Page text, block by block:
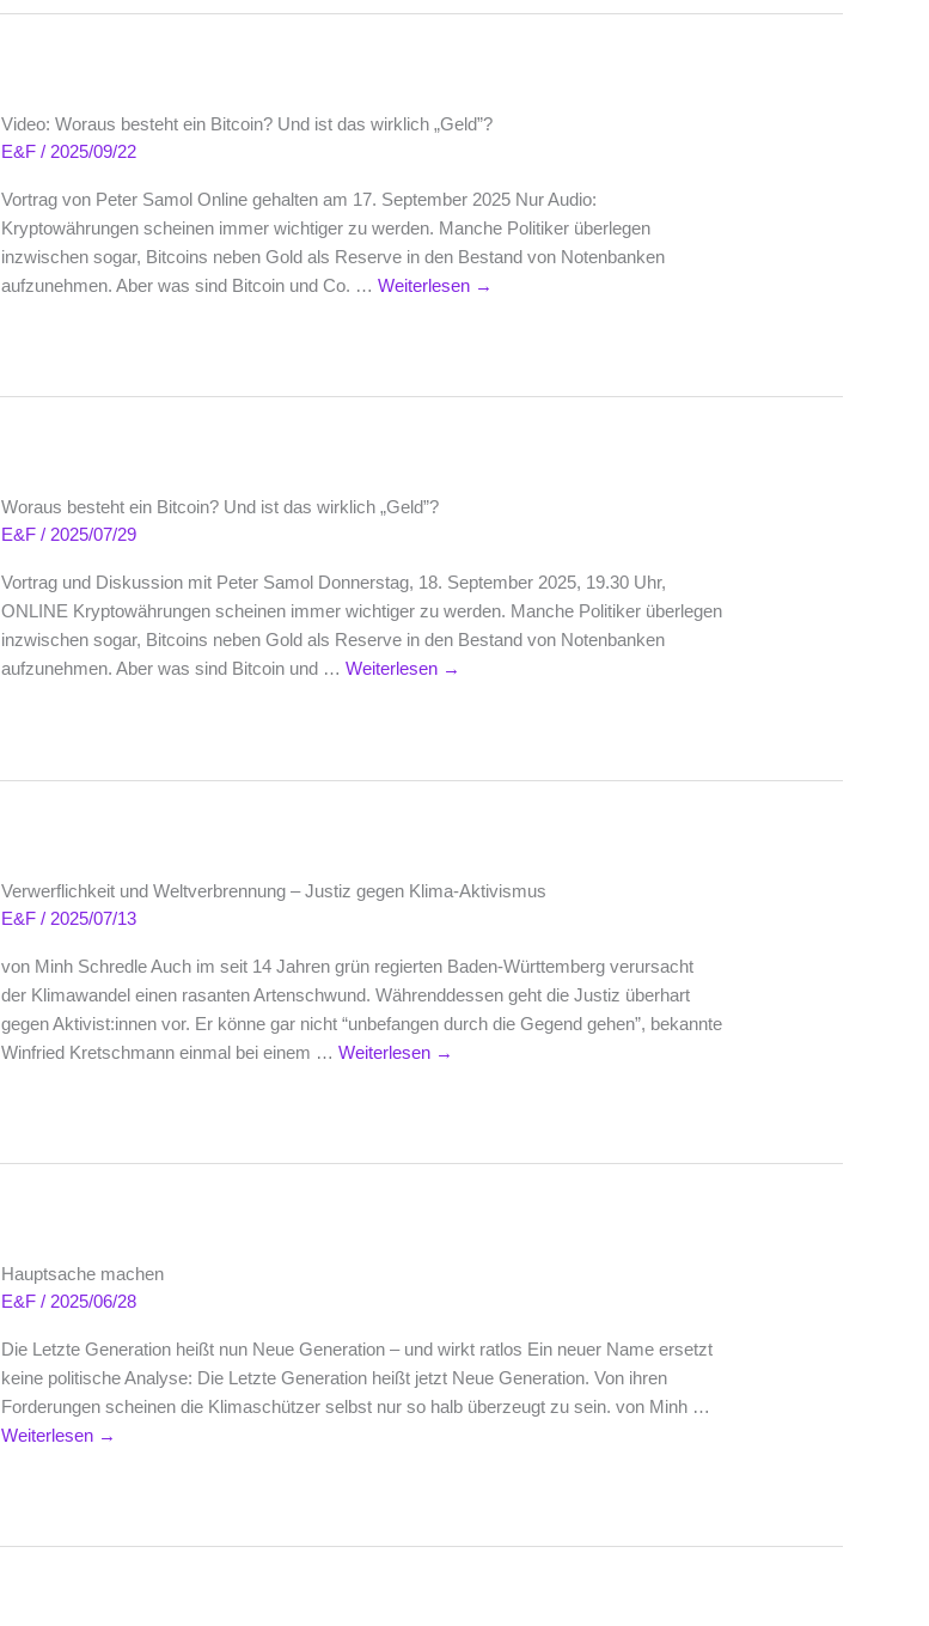
Video: Woraus besteht ein Bitcoin? Und ist das wirklich „Geld”?
E&F/ 2025/09/22
Vortrag von Peter Samol Online gehalten am 17. September 2025 Nur Audio:
Kryptowährungen scheinen immer wichtiger zu werden. Manche Politiker überlegen
inzwischen sogar, Bitcoins neben Gold als Reserve in den Bestand von Notenbanken
aufzunehmen. Aber was sind Bitcoin und Co. …Weiterlesen →
Woraus besteht ein Bitcoin? Und ist das wirklich „Geld”?
E&F/2025/07/29
Vortrag und Diskussion mit Peter Samol Donnerstag, 18. September 2025, 19.30 Uhr,
ONLINE Kryptowährungen scheinen immer wichtiger zu werden. Manche Politiker überlegen
inzwischen sogar, Bitcoins neben Gold als Reserve in den Bestand von Notenbanken
aufzunehmen. Aber was sind Bitcoin und …Weiterlesen →
Verwerflichkeit und Weltverbrennung – Justiz gegen Klima-Aktivismus
E&F/ 2025/07/13
von Minh Schredle Auch im seit 14 Jahren grün regierten Baden-Württemberg verursacht
der Klimawandel einen rasanten Artenschwund. Währenddessen geht die Justiz überhart
gegen Aktivist:innen vor. Er könne gar nicht “unbefangen durch die Gegend gehen”, bekannte
Winfried Kretschmann einmal bei einem …Weiterlesen →
Hauptsache machen
E&F/ 2025/06/28
Die Letzte Generation heißt nun Neue Generation – und wirkt ratlos Ein neuer Name ersetzt
keine politische Analyse: Die Letzte Generation heißt jetzt Neue Generation. Von ihren
Forderungen scheinen die Klimaschützer selbst nur so halb überzeugt zu sein. von Minh …
Weiterlesen →